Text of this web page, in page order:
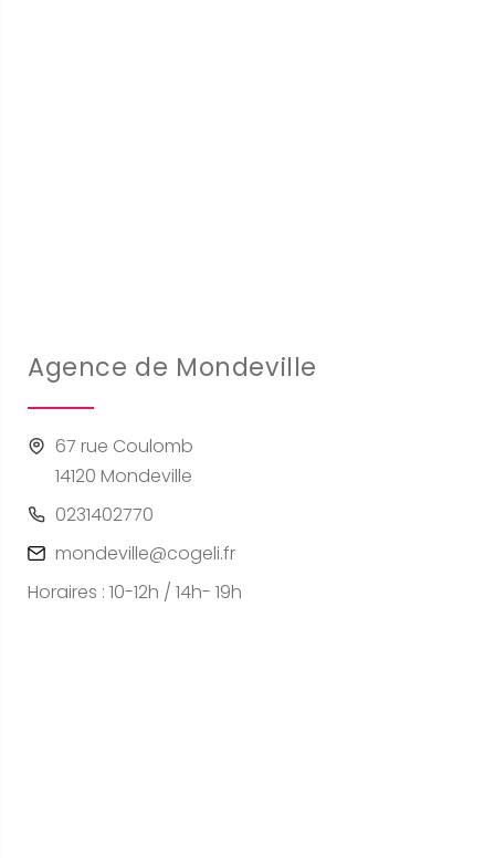
Agence de Mondeville
67 rue Coulomb
14120 Mondeville
0231402770
mondeville@cogeli.fr
Horaires : 10-12h / 14h- 19h